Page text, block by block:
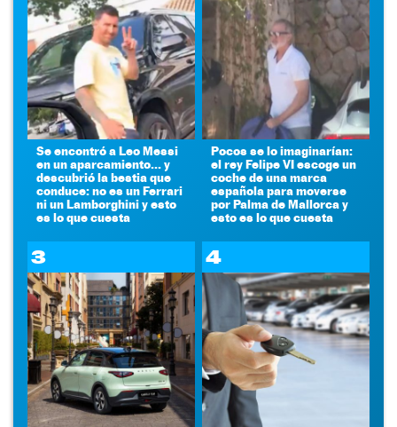
Se encontró a Leo Messi
en un aparcamiento... y
descubrió la bestia que
conduce: no es un Ferrari
ni un Lamborghini y esto
es lo que cuesta
Pocos se lo imaginarían:
el rey Felipe VI escoge un
coche de una marca
española para moverse
por Palma de Mallorca y
esto es lo que cuesta
3 4